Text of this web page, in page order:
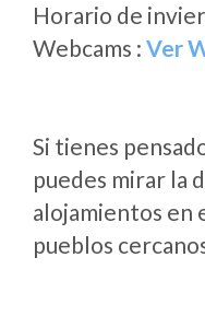
Horario de
Webcams : Ver
Si tienes
puedes mirar la
alojamientos en
pueblos